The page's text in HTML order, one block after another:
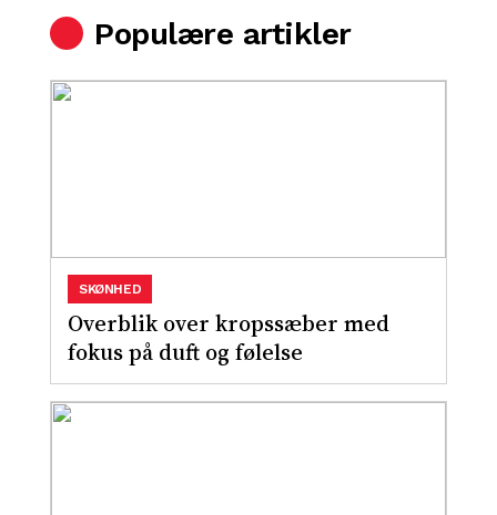
Populære artikler
Overblik over kropssæber med
fokus på duft og følelse
SKØNHED